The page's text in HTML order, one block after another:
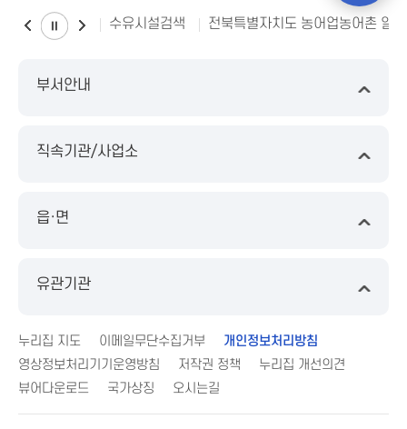
수유시설검색 전북특별자치도 농어업농어촌 일
부서안내
직속기관/사업소
읍·면
유관기관
누리집 지도 이메일무단수집거부
개인정보처리방침
영상정보처리기기운영방침
저작권 정책
누리집 개선의견
뷰어다운로드
국가상징 오시는길